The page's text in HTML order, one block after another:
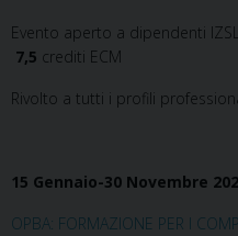
Evento aperto a dipendenti
7,5 crediti ECM
Rivolto a tutti i profili
15 Gennaio-30 Novembre
OPBA: FORMAZIONE PER I